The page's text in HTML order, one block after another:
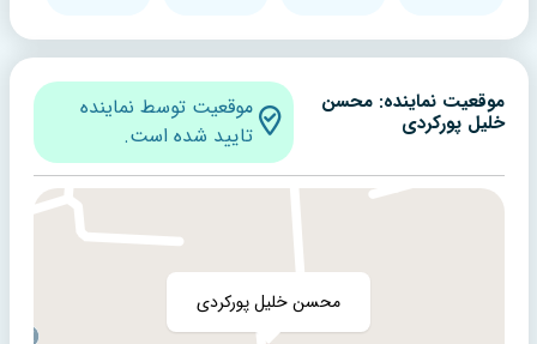
موقعیت نماینده: محسن
خلیل پورکردی
موقعیت توسط نماینده
تایید شده است.